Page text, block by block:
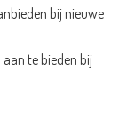
bij nieuwe
te bieden bij